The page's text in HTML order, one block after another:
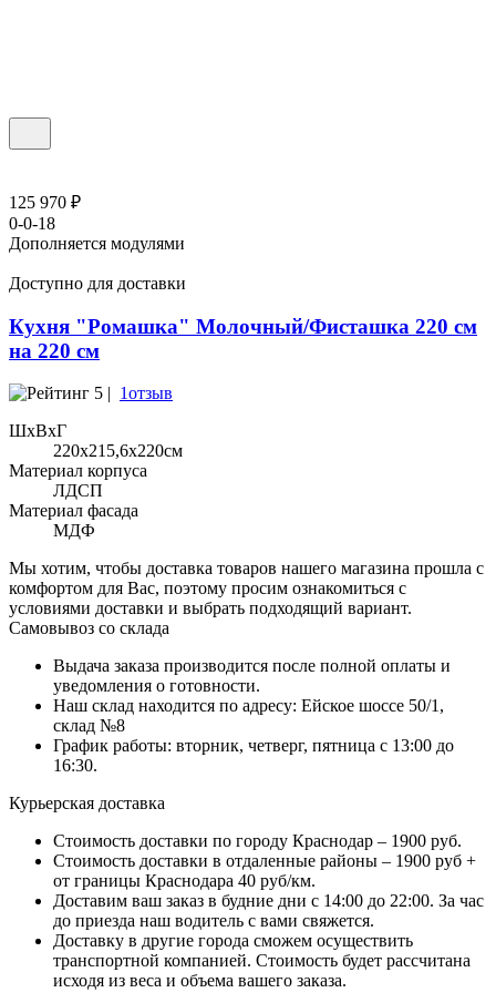
125 970 ₽
0-0-18
Дополняется модулями
Доступно для доставки
Кухня "Ромашка" Молочный/Фисташка 220 см
на 220 см
5 | 1отзыв
ШхВхГ
220x215,6х220см
Материал корпуса
ЛДСП
Материал фасада
МДФ
Мы хотим, чтобы доставка товаров нашего магазина прошла с
комфортом для Вас, поэтому просим ознакомиться с
условиями доставки и выбрать подходящий вариант.
Самовывоз со склада
Выдача заказа производится после полной оплаты и
уведомления о готовности.
Наш склад находится по адресу: Ейское шоссе 50/1,
склад №8
График работы: вторник, четверг, пятница с 13:00 до
16:30.
Курьерская доставка
Стоимость доставки по городу Краснодар – 1900 руб.
Стоимость доставки в отдаленные районы – 1900 руб +
от границы Краснодара 40 руб/км.
Доставим ваш заказ в будние дни с 14:00 до 22:00. За час
до приезда наш водитель с вами свяжется.
Доставку в другие города сможем осуществить
транспортной компанией. Стоимость будет рассчитана
исходя из веса и объема вашего заказа.